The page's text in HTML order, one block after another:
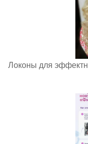
Локоны для